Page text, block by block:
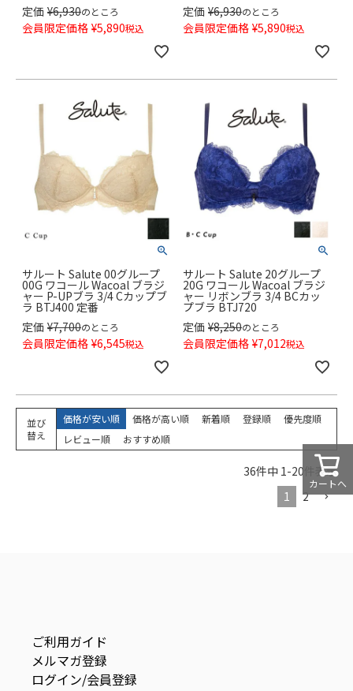
定価 ¥6,930のところ
会員限定価格 ¥5,890税込
定価 ¥6,930のところ
会員限定価格 ¥5,890税込
サルート Salute 00グループ
00G ワコール Wacoal ブラジ
ャー P-UPブラ 3/4 Cカップブ
ラ BTJ400 定番
定価 ¥7,700のところ
会員限定価格 ¥6,545税込
サルート Salute 20グループ
20G ワコール Wacoal ブラジ
ャー リボンブラ 3/4 BCカッ
プブラ BTJ720
定価 ¥8,250のところ
会員限定価格 ¥7,012税込
並び
替え
価格が安い順 価格が高い順 新着順 登録順
優先度順
レビュー順
おすすめ順
36件中 1-20 件表示
1
2
カートへ
ご利用ガイド
メルマガ登録
ログイン/会員登録